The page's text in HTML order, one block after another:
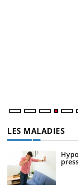
LES MALADIES